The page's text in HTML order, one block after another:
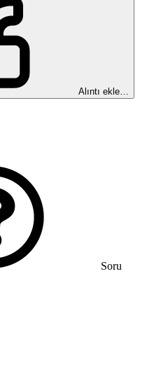
Alıntı ekle…
Soru